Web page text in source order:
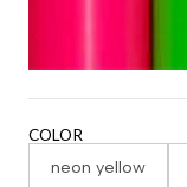
COLOR
neon yellow